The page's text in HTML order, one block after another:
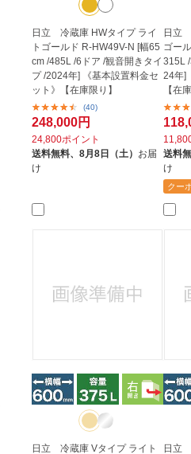
日立 冷蔵庫 HWタイプ ライ
トゴールド R-HW49V-N [幅65
cm /485L /6ドア /観音開きタイ
プ /2024年] 《基本設置料金セ
ット》【在庫限り】
(40)
248,000円
24,800ポイント
送料無料、 8月8日（土） お届
け
日立
ゴー
315L
24年]
【在
送料
け
クー
日立 冷蔵庫 Vタイプ ライト
日立